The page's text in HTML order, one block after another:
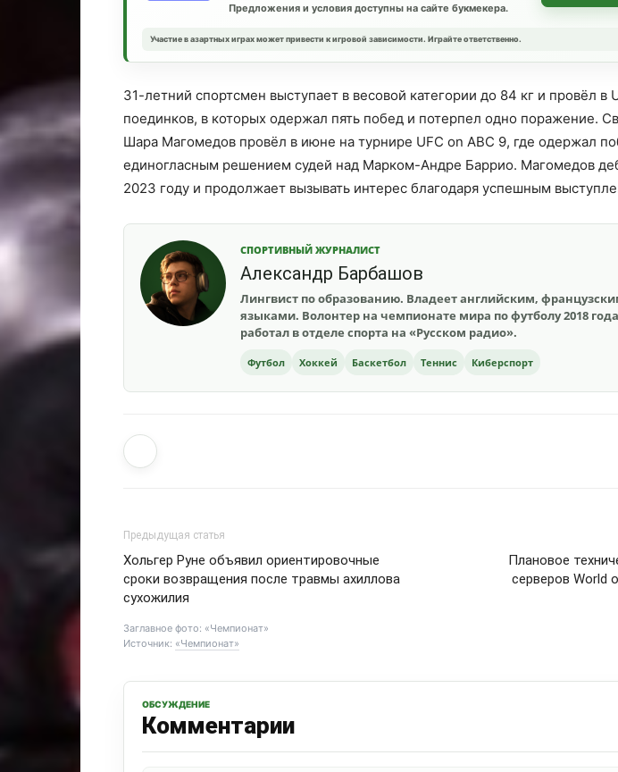
Предложения и условия доступны на сайте букмекера.
Участие в азартных играх может привести к игровой зависимости. Играйте ответственно.
31-летний спортсмен выступает в весовой категории до 84 кг и провёл в
поединков, в которых одержал пять побед и потерпел одно поражение.
Шара Магомедов провёл в июне на турнире UFC on ABC 9, где одержал
единогласным решением судей над Марком-Андре Баррио. Магомедов
2023 году и продолжает вызывать интерес благодаря успешным
СПОРТИВНЫЙ ЖУРНАЛИСТ
Александр Барбашов
Лингвист по образованию. Владеет английским,
языками. Волонтер на чемпионате мира по футболу 2018
работал в отделе спорта на «Русском радио».
Футбол Хоккей Баскетбол Теннис Киберспорт
Предыдущая статья
Хольгер Руне объявил ориентировочные
сроки возвращения после травмы ахиллова
сухожилия
Плановое
серверов World
Заглавное фото: «Чемпионат»
Источник: «Чемпионат»
ОБСУЖДЕНИЕ
Комментарии